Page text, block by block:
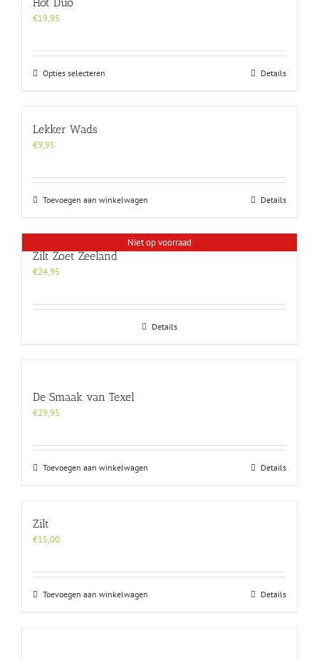
€19,95
Opties selecteren
gekozen
worden
productpagina
Details
Lekker Wads
€9,95
Toevoegen aan winkelwagen Details
Niet op voorraad
Zilt Zoet Zeeland
€24,95
Details
De Smaak van Texel
€29,95
Toevoegen aan winkelwagen Details
Zilt
€15,00
Toevoegen aan winkelwagen Details